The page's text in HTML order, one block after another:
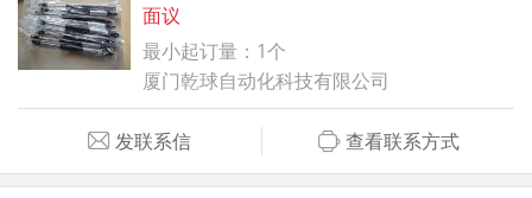
面议
最小起订量：1个
厦门乾球自动化科技有限公司
发联系信 查看联系方式